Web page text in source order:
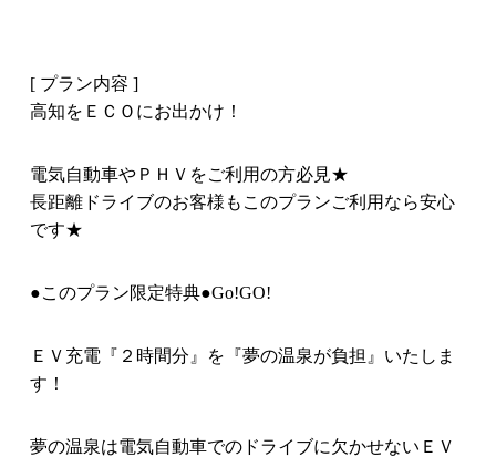
[ プラン内容 ]
高知をＥＣＯにお出かけ！
電気自動車やＰＨＶをご利用の方必見★
長距離ドライブのお客様もこのプランご利用なら安心
です★
●このプラン限定特典●Go!GO!
ＥＶ充電『２時間分』を『夢の温泉が負担』いたしま
す！
夢の温泉は電気自動車でのドライブに欠かせないＥＶ